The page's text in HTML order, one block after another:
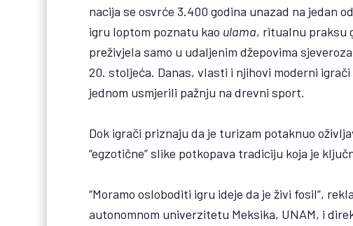
nacija se osvrće 3.400 godina unazad na jedan
igru loptom poznatu kao ulama, ritualnu praksu
preživjela samo u udaljenim džepovima
20. stoljeća. Danas, vlasti i njihovi moderni
jednom usmjerili pažnju na drevni sport.
Dok igrači priznaju da je turizam potaknuo
“egzotične” slike potkopava tradiciju koja je
“Moramo osloboditi igru ideje da je živi fosil”,
autonomnom univerzitetu Meksika, UNAM, i